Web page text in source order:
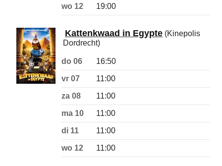
wo 12 19:00
Kattenkwaad in Egypte (Kinepolis
Dordrecht)
do 06 16:50
vr 07 11:00
za 08 11:00
ma 10 11:00
di 11 11:00
wo 12 11:00